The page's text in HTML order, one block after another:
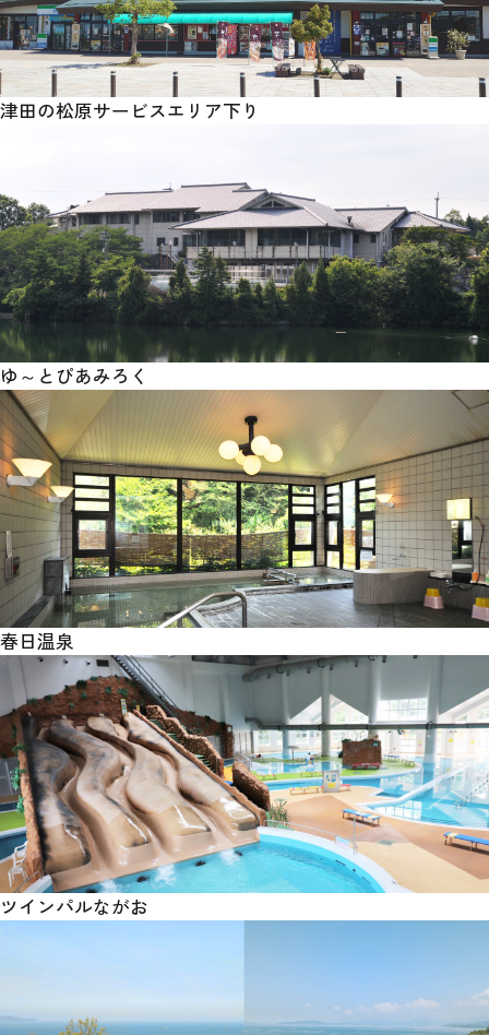
津田の松原サービスエリア下り
ゆ～とぴあみろく
春日温泉
ツインパルながお